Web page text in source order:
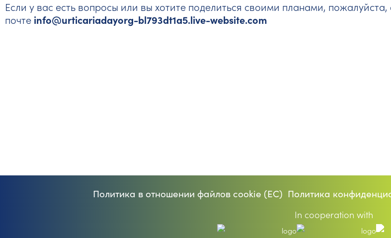
Если у вас есть вопросы или вы хотите поделиться своими планами,
почте info@urticariadayorg-bl793dt1a5.live-website.com
Политика в отношении файлов cookie (ЕС) Политика
In cooperation with